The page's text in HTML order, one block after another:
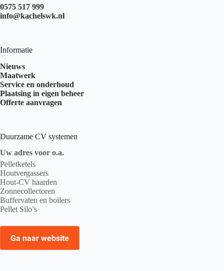
0575 517 999
info@kachelswk.nl
Informatie
Nieuws
Maatwerk
Service en onderhoud
Plaatsing in eigen beheer
Offerte aanvragen
Duurzame CV systemen
Uw adres voor o.a.
Pelletketels
Houtvergassers
Hout-CV haarden
Zonnecollectoren
Buffervaten en boilers
Pellet Silo’s
Ga naar website